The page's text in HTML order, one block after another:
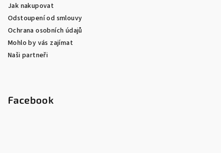
Jak nakupovat
Odstoupení od smlouvy
Ochrana osobních údajů
Mohlo by vás zajímat
Naši partneři
Facebook